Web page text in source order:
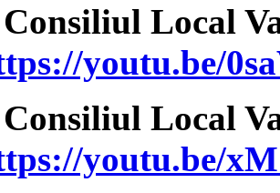
Local
youtu.be/
Local
youtu.be/